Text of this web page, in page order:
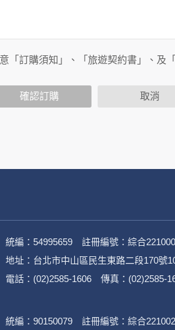
置放連結的廠商也可能蒐集您個人的
天室或討論區中任意公開個人資料
管理、會員管理及其他與第三人合作
址、聯絡電話、電子郵件信箱、通訊
「訂購須知」、「旅遊契約書」、及
確認訂購 取消
統編：54995659 註冊編號：綜合221000
地址：台北市中山區民生東路二段170號
電話：(02)2585-1606 傳真：(02)2585-
統編：90150079 註冊編號：綜合221002